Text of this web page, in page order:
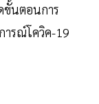
ขั้นตอนการ
ารณ์โควิค-19